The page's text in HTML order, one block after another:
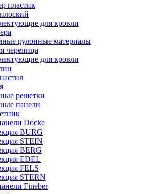
пластик
для кровли
рулонные материалы
черепица
для кровли
решетки
панели
Docke
BURG
STEIN
BERG
EDEL
FELS
STERN
Fineber